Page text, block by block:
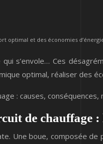
optimal et des économies
s’envole… Ces
optimal, réaliser des
: causes,
de chauffage
Une boue, composée